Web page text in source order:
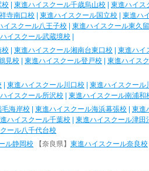
校 東進ハイスクール千歳烏山校
東進ハイス
寺南口校 東進ハイスクール国立校 東進ハ
イスクール八王子校 東進ハイスクール東久
イスクール武蔵境校
校 東進ハイスクール湘南台東口校 東進ハイ
見校 東進ハイスクール登戸校 東進ハイス
東進ハイスクール川口校 東進ハイスクール
イスクール所沢校 東進ハイスクール南浦和
毛海岸校 東進ハイスクール海浜幕張校 東進
ハイスクール千葉校 東進ハイスクール津田
ール八千代台校
ル静岡校 【奈良県】 東進ハイスクール奈良校